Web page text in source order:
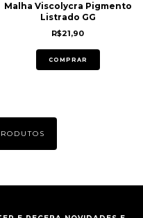
Malha Viscolycra Pigmento
Listrado GG
R$21,90
COMPRAR